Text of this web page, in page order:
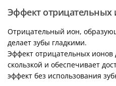
Эффект отрицательных
Отрицательный ион,
делает зубы гладкими.
Эффект отрицательных ионов
скользкой и обеспечивает
эффект без использования